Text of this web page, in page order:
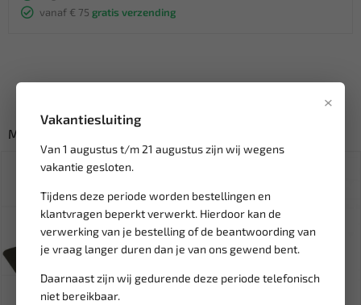
×
Vakantiesluiting
Van 1 augustus t/m 21 augustus zijn wij wegens
vakantie gesloten.
Tijdens deze periode worden bestellingen en
klantvragen beperkt verwerkt. Hierdoor kan de
verwerking van je bestelling of de beantwoording van
je vraag langer duren dan je van ons gewend bent.
Daarnaast zijn wij gedurende deze periode telefonisch
niet bereikbaar.
vanaf € 75 gratis verzending
Misschien ook interessant: